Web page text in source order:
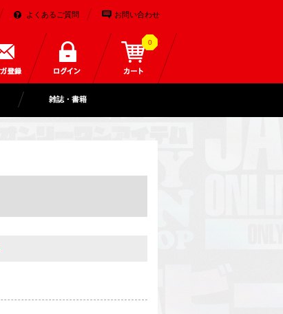
よくあるご質問 お問い合わせ
0
雑誌・書籍